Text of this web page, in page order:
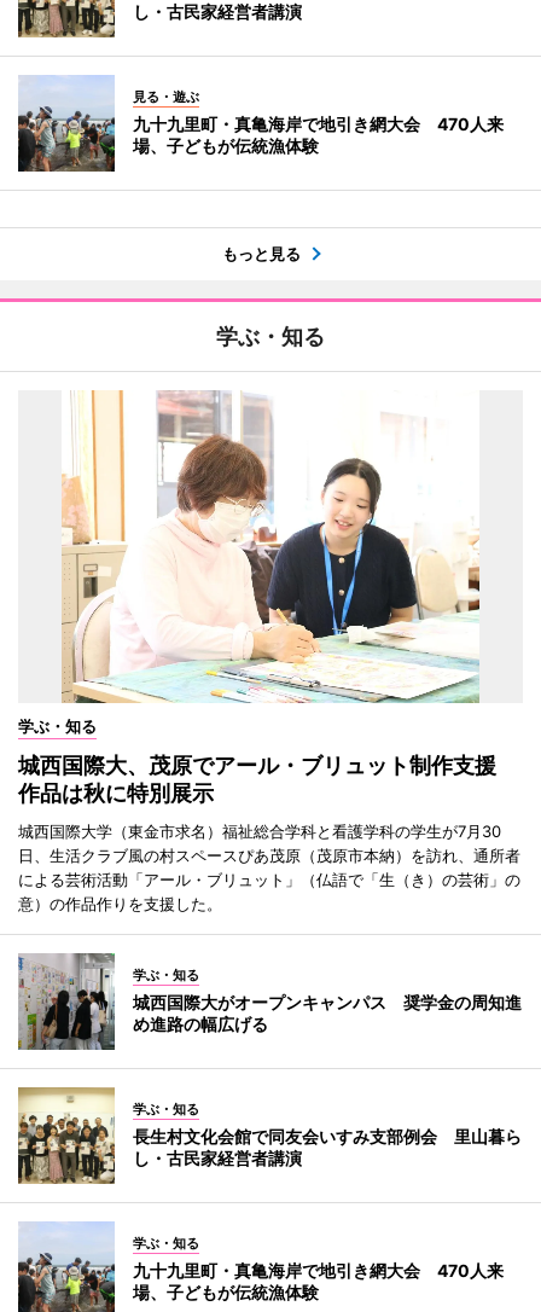
し・古民家経営者講演
見る・遊ぶ
九十九里町・真亀海岸で地引き網大会 470人来
場、子どもが伝統漁体験
もっと見る
学ぶ・知る
学ぶ・知る
城西国際大、茂原でアール・ブリュット制作支援
作品は秋に特別展示
城西国際大学（東金市求名）福祉総合学科と看護学科の学生が7月30
日、生活クラブ風の村スペースぴあ茂原（茂原市本納）を訪れ、通所者
による芸術活動「アール・ブリュット」（仏語で「生（き）の芸術」の
意）の作品作りを支援した。
学ぶ・知る
城西国際大がオープンキャンパス 奨学金の周知進
め進路の幅広げる
学ぶ・知る
長生村文化会館で同友会いすみ支部例会 里山暮ら
し・古民家経営者講演
学ぶ・知る
九十九里町・真亀海岸で地引き網大会 470人来
場、子どもが伝統漁体験